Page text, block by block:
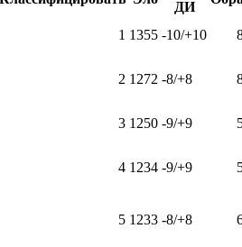
ДИ
1 1355 -10/+10
2 1272 -8/+8
3 1250 -9/+9
4 1234 -9/+9
5 1233 -8/+8